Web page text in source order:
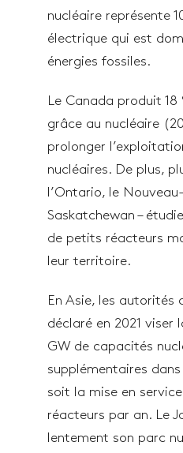
nucléaire représente
électrique qui est
énergies fossiles.
Le Canada produit
grâce au nucléaire
prolonger
nucléaires. De plus,
l’Ontario, le
Saskatchewan –
de petits réacteurs
leur territoire.
En Asie, les autorités
déclaré en 2021 viser
GW de capacités
supplémentaires
soit la mise en
réacteurs par an. Le
lentement son parc